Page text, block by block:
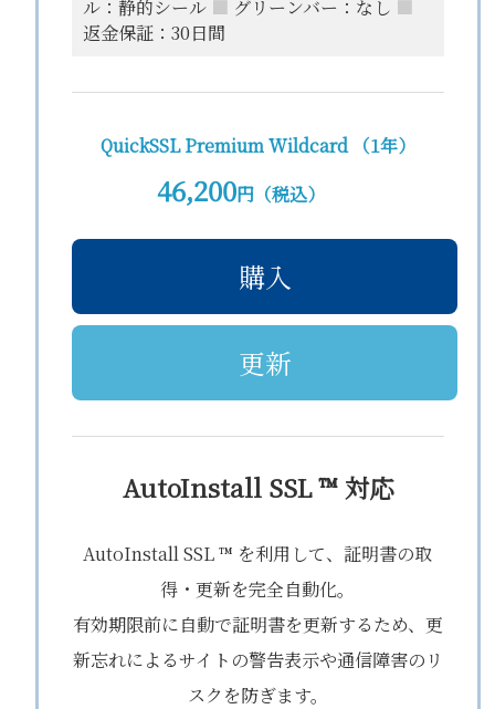
ル：静的シール グリーンバー：なし
返金保証：30日間
QuickSSL Premium Wildcard （1年）
46,200円（税込）
購入
更新
AutoInstall SSL ™ 対応
AutoInstall SSL ™ を利用して、証明書の取
得・更新を完全自動化。
有効期限前に自動で証明書を更新するため、更
新忘れによるサイトの警告表示や通信障害のリ
スクを防ぎます。